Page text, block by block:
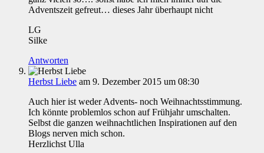
Adventszeit gefreut… dieses Jahr überhaupt nicht
LG
Silke
Antworten
Herbst Liebe am 9. Dezember 2015 um 08:30
Auch hier ist weder Advents- noch Weihnachtsstimmung.
Ich könnte problemlos schon auf Frühjahr umschalten.
Selbst die ganzen weihnachtlichen Inspirationen auf den
Blogs nerven mich schon.
Herzlichst Ulla